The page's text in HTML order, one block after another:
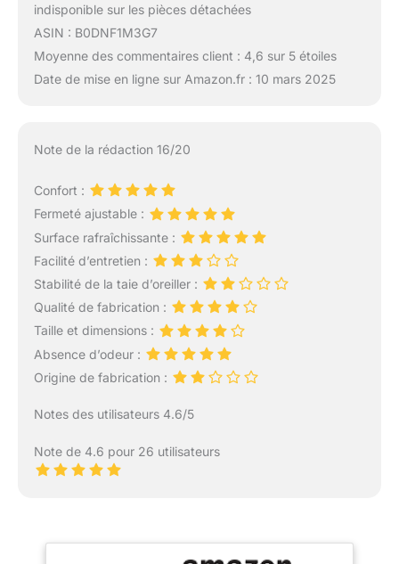
indisponible sur les pièces détachées
ASIN : B0DNF1M3G7
Moyenne des commentaires client : 4,6 sur 5 étoiles
Date de mise en ligne sur Amazon.fr : 10 mars 2025
Note de la rédaction 16/20
Confort :
Fermeté ajustable :
Surface rafraîchissante :
Facilité d’entretien :
Stabilité de la taie d’oreiller :
Qualité de fabrication :
Taille et dimensions :
Absence d’odeur :
Origine de fabrication :
Notes des utilisateurs 4.6/5
Note de 4.6 pour 26 utilisateurs